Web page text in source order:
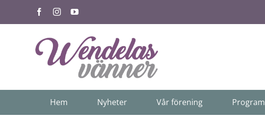
FacebookInstagramYouTube
Hem Nyheter Vår förening Program